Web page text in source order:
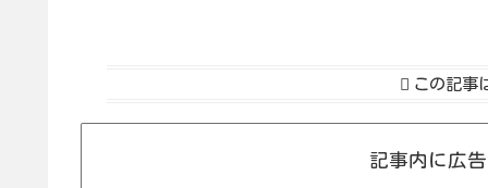
この記事
記事内に広